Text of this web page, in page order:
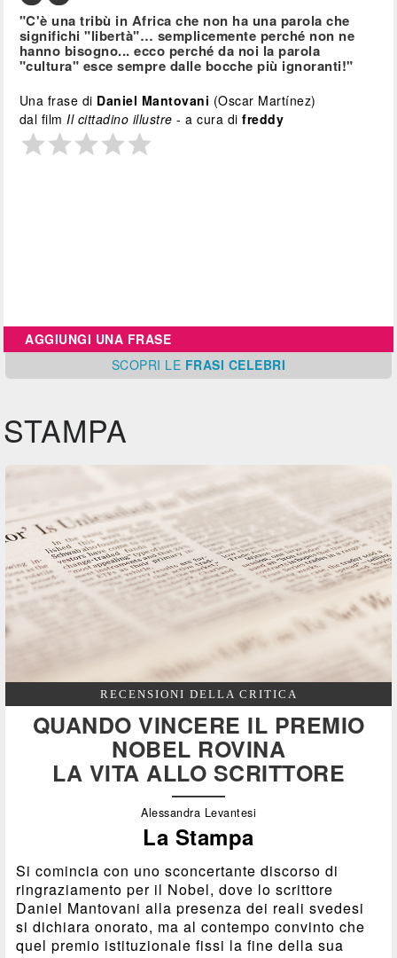
"C'è una tribù in Africa che non ha una parola che
significhi "libertà"… semplicemente perché non ne
hanno bisogno... ecco perché da noi la parola
"cultura" esce sempre dalle bocche più ignoranti!"
Una frase di Daniel Mantovani (Oscar Martínez)
dal film Il cittadino illustre - a cura difreddy
AGGIUNGI UNA FRASE
SCOPRI LE FRASI CELEBRI
STAMPA
RECENSIONI DELLA CRITICA
QUANDO VINCERE IL PREMIO
NOBEL ROVINA
LA VITA ALLO SCRITTORE
Alessandra Levantesi
La Stampa
Si comincia con uno sconcertante discorso di
ringraziamento per il Nobel, dove lo scrittore
Daniel Mantovani alla presenza dei reali svedesi
si dichiara onorato, ma al contempo convinto che
quel premio istituzionale fissi la fine della sua